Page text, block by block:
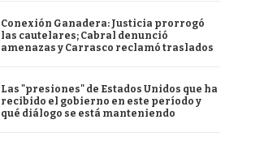
Conexión Ganadera: Justicia prorrogó
las cautelares; Cabral denunció
amenazas y Carrasco reclamó traslados
Las "presiones" de Estados Unidos que ha
recibido el gobierno en este período y
qué diálogo se está manteniendo